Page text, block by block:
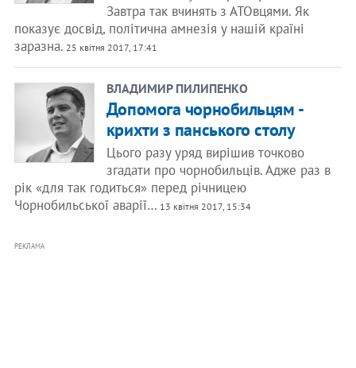
Завтра так вчинять з АТОвцями. Як
показує досвід, політична амнезія у нашій країні
заразна. 25 квітня 2017, 17:41
ВЛАДИМИР ПИЛИПЕНКО
Допомога чорнобильцям -
крихти з панського столу
Цього разу уряд вирішив точково
згадати про чорнобильців. Адже раз в
рік «для так годиться» перед річницею
Чорнобильської аварії… 13 квітня 2017, 15:34
РЕКЛАМА